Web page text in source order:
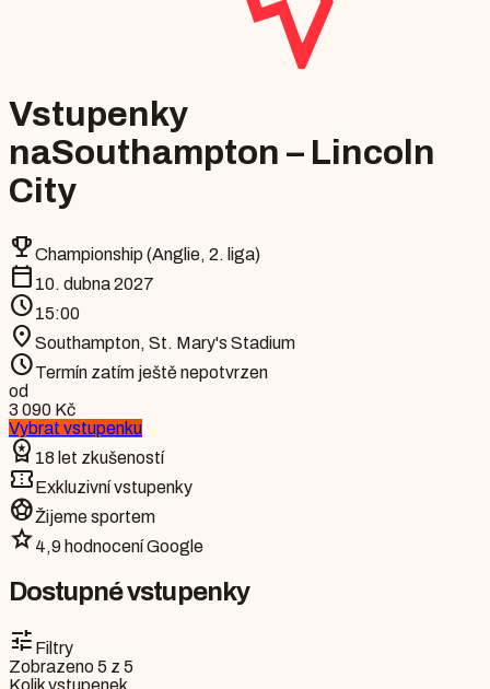
Vstupenky
naSouthampton – Lincoln
City
emoji_eventsChampionship (Anglie, 2. liga)
calendar_today 10. dubna 2027
schedule15:00
location_on Southampton, St. Mary's Stadium
scheduleTermín zatím ještě nepotvrzen
od
3 090 Kč
Vybrat vstupenku
workspace_premium 18 let zkušeností
confirmation_numberExkluzivní vstupenky
sports_soccerŽijeme sportem
star4,9 hodnocení Google
Dostupné vstupenky
tune Filtry
Zobrazeno5 z 5
Kolik vstupenek